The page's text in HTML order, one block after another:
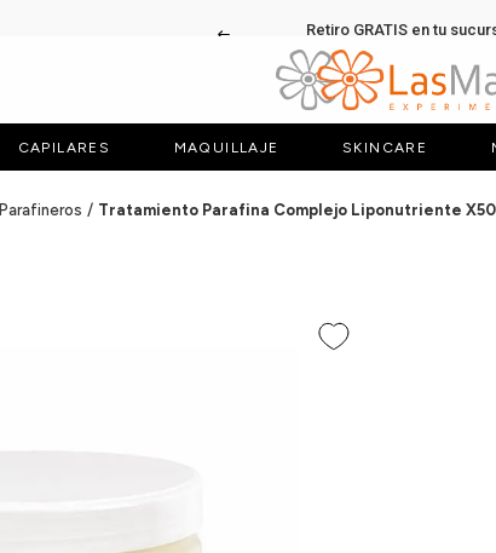
Retiro GRATIS en tu
CAPILARES MAQUILLAJE SKINCARE
Parafineros Tratamiento Parafina Complejo Liponutriente